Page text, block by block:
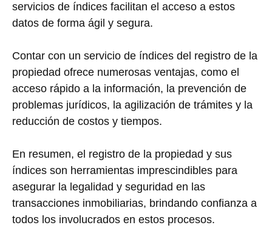
servicios de índices facilitan el acceso a estos
datos de forma ágil y segura.
Contar con un servicio de índices del registro de la
propiedad ofrece numerosas ventajas, como el
acceso rápido a la información, la prevención de
problemas jurídicos, la agilización de trámites y la
reducción de costos y tiempos.
En resumen, el registro de la propiedad y sus
índices son herramientas imprescindibles para
asegurar la legalidad y seguridad en las
transacciones inmobiliarias, brindando confianza a
todos los involucrados en estos procesos.